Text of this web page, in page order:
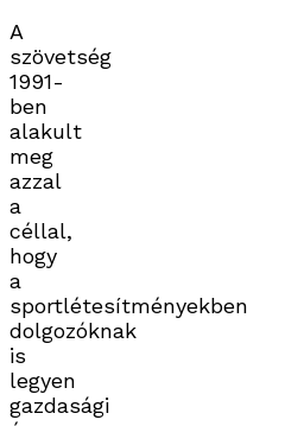
A
szövetség
1991-
ben
alakult
meg
azzal
a
céllal,
hogy
a
sportlétesítményekben
dolgozóknak
is
legyen
gazdasági